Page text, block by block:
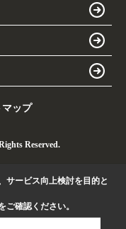
ップ
Reserved.
サービス向上検討を目的と
ご確認ください。